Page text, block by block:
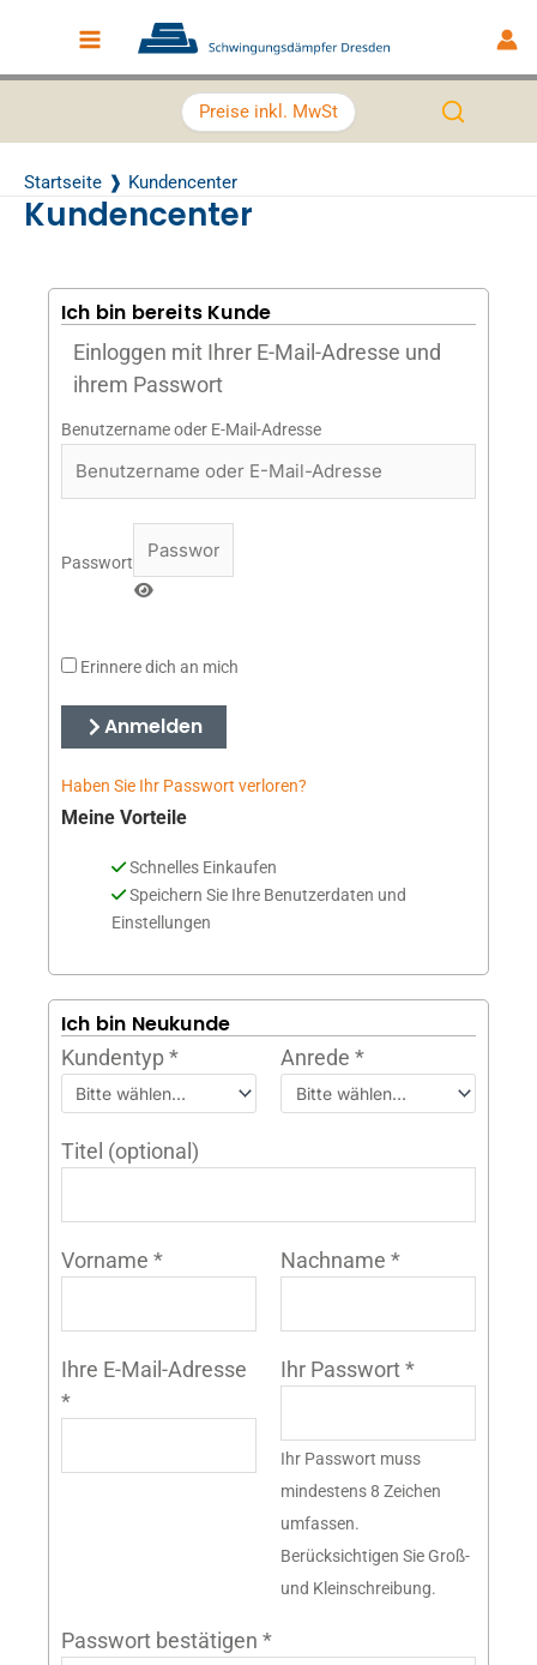
Main Menu
Preise inkl. MwSt
Startseite Kundencenter
Kundencenter
Ich bin bereits Kunde
Einloggen mit Ihrer E-Mail-Adresse und
ihrem Passwort
Benutzername oder E-Mail-Adresse
Passwort
Erinnere dich an mich
Anmelden
Haben Sie Ihr Passwort verloren?
Meine Vorteile
Schnelles Einkaufen
Speichern Sie Ihre Benutzerdaten und
Einstellungen
Ich bin Neukunde
Kundentyp* Anrede*
Titel (optional)
Vorname * Nachname*
Ihre E-Mail-Adresse
*
Ihr Passwort*
Ihr Passwort muss
mindestens 8 Zeichen
umfassen.
Berücksichtigen Sie Groß-
und Kleinschreibung.
Passwort bestätigen *